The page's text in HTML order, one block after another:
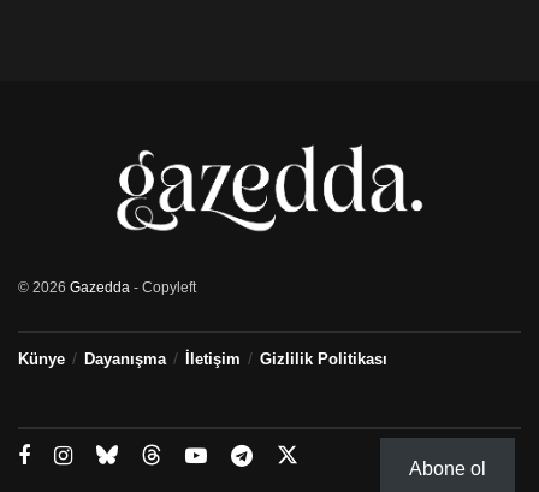
© 2026 Gazedda - Copyleft
Künye Dayanışma İletişim Gizlilik Politikası
Abone ol